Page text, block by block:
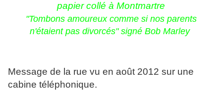
papier collé à Montmartre
"Tombons amoureux comme si nos parents
n'étaient pas divorcés" signé Bob Marley
Message de la rue vu en août 2012 sur une
cabine téléphonique.